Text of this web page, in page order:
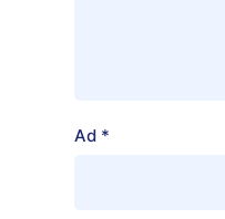
Ad *